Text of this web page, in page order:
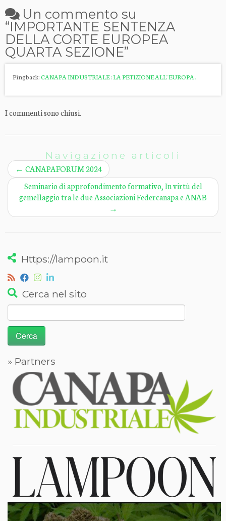
Un commento su
“IMPORTANTE SENTENZA
DELLA CORTE EUROPEA
QUARTA SEZIONE”
Pingback:CANAPA INDUSTRIALE : LA PETIZIONE ALL' EUROPA.
I commenti sono chiusi.
Navigazione articoli
← CANAPAFORUM 2024
Seminario di approfondimento formativo, In virtù del
gemellaggio tra le due Associazioni Federcanapa e ANAB
→
Https://lampoon.it
Cerca nel sito
per:
» Partners